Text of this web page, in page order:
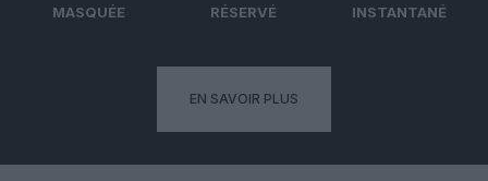
MASQUÉE
RÉSERVÉ
INSTANTANÉ
EN SAVOIR PLUS